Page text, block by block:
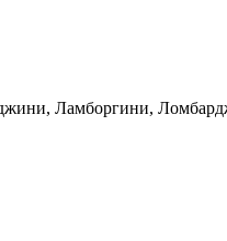
Ламборгини,